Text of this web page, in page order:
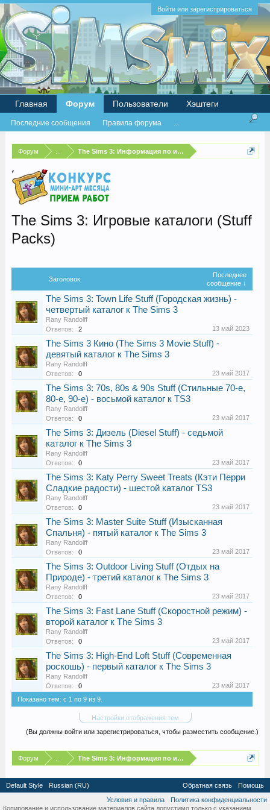
Войти или зарегистрироваться
Форум The Sims 3: Информация по игре
The Sims 3: Игровые каталоги (Stuff
Packs)
Заголовок
Последнее
сообщение ↓
The Sims 3: Town Life Stuff (Городская жизнь) -
четвертый каталог к The Sims 3
Rany Randolff
Ответов:
2 13 май 2023
The Sims 3 Кино (The Sims 3 Movie Stuff) -
девятый каталог к The Sims 3
Rany Randolff
Ответов:
0 23 май 2017
The Sims 3: 70s, 80s & 90s Stuff (Стильные 70-е,
80-е, 90-е) - восьмой каталог к TS3
Rany Randolff
Ответов:
0 23 май 2017
The Sims 3: Дизель (Diesel Stuff) - седьмой
каталог к The Sims 3
Rany Randolff
Ответов:
0 23 май 2017
The Sims 3: Katy Perry Sweet Treats (Кэти Перри
Сладкие радости) - шестой каталог TS3
Rany Randolff
Ответов:
0 23 май 2017
The Sims 3: Master Suite Stuff (Изысканная
Cпальня) - пятый каталог к The Sims 3
Rany Randolff
Ответов:
0 23 май 2017
The Sims 3: Outdoor Living Stuff (Отдых на
Природе) - третий каталог к The Sims 3
Rany Randolff
Ответов:
0 23 май 2017
The Sims 3: Fast Lane Stuff (Скоростной режим) -
второй каталог к The Sims 3
Rany Randolff
Ответов:
0 23 май 2017
The Sims 3: High-End Loft Stuff (Современная
роскошь) - первый каталог к The Sims 3
Rany Randolff
Ответов:
0
23 май 2017
Показано тем: с 1 по 9 из 9.
Настройки отображения тем
(Вы должны войти или зарегистрироваться, чтобы разместить сообщение.)
Форум The Sims 3: Информация по игре
Главная Форум
Последние сообщения Правила форума ...
Пользователи Хэштеги
Default Style Russian (RU) Обратная связь
Помощь
Условия и правила
Политика конфиденциальности
Копирование и использование материалов сайта допустимо только с указанием